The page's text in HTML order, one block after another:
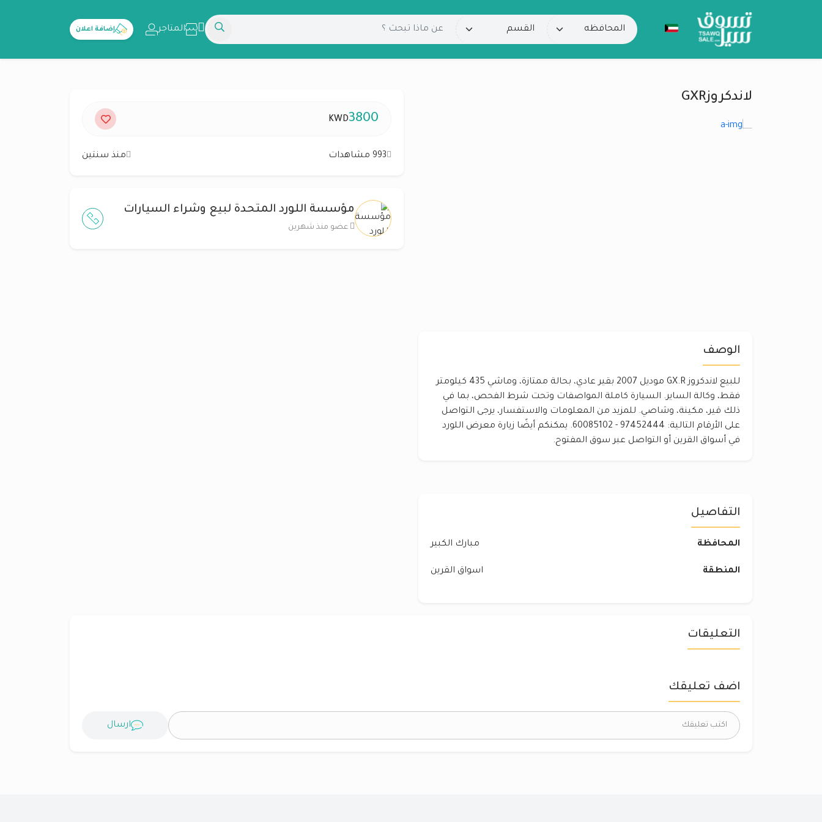
المتاجر إضافة اعلان
لاندكروزGXR
الوصف
للبيع لاندكروز GX.R موديل 2007 بقير عادي، بحالة ممتازة، وماشي 435 كيلومتر
فقط، وكالة الساير. السيارة كاملة المواصفات وتحت شرط الفحص، بما في
ذلك قير، مكينة، وشاصي. للمزيد من المعلومات والاستفسار، يرجى التواصل
على الأرقام التالية: 97452444 - 60085102. يمكنكم أيضًا زيارة معرض اللورد
في أسواق القرين أو التواصل عبر سوق المفتوح.
3800
KWD
993 مشاهدات منذ سنتين
مؤسسة اللورد المتحدة لبيع وشراء السيارات
عضو منذ شهرين
التفاصيل
المحافظة مبارك الكبير
المنطقة اسواق القرين
التعليقات
اضف تعليقك
ارسال